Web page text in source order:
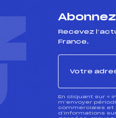
Recevez
France.
En cliquant sur «
m’envoyer
commerciales et
d’informations